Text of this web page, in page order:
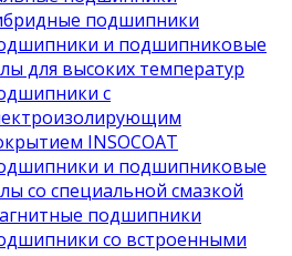
подшипники
и подшипниковые
для высоких температур
с
INSOCOAT
и подшипниковые
со специальной смазкой
подшипники
со встроенными